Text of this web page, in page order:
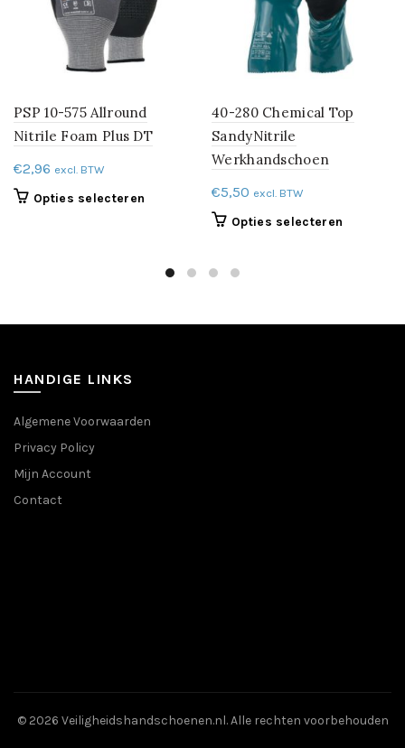
PSP 10-575 Allround
Nitrile Foam Plus DT
€2,96 excl. BTW
Opties selecteren
variaties.
de
40-280 Chemical Top
SandyNitrile
Werkhandschoen
€5,50 excl. BTW
Opties selecteren
HANDIGE LINKS
Algemene Voorwaarden
Privacy Policy
Mijn Account
Contact
© 2026 Veiligheidshandschoenen.nl. Alle rechten voorbehouden